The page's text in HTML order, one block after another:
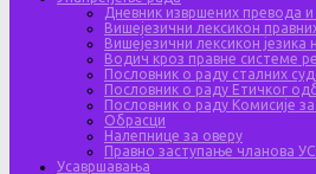
Дневник извршених превода и
Вишејезични лексикон
Вишејезични лексикон
Водич кроз правне системе
Пословник о раду сталних
Пословник о раду Етичког
Пословник о раду Комисије
Обрасци
Налепнице за оверу
Правно заступање чланова
Усавршавања